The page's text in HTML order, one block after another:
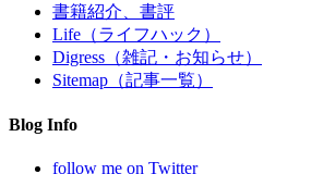
書籍紹介、書評
Life（ライフハック）
Digress（雑記・お知らせ）
Sitemap（記事一覧）
Blog Info
follow me on Twitter